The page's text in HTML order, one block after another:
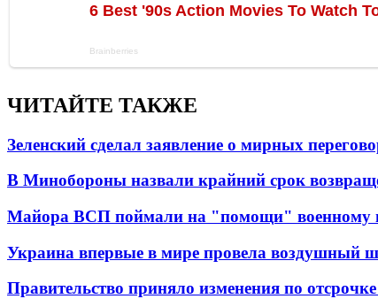
ЧИТАЙТЕ ТАКЖЕ
Зеленский сделал заявление о мирных
В Минобороны назвали крайний срок
Майора ВСП поймали на "помощи"
Украина впервые в мире провела воздушный
Правительство приняло изменения по